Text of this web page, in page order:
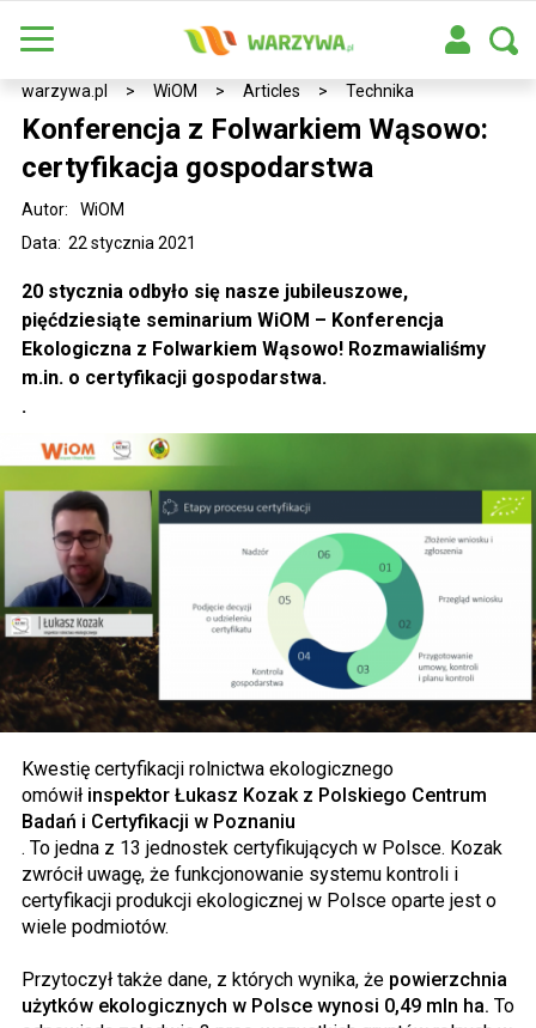
warzywa.pl > WiOM > Articles > Technika
Konferencja z Folwarkiem Wąsowo:
certyfikacja gospodarstwa
Data: 22 stycznia 2021
Autor: WiOM
20 stycznia odbyło się nasze jubileuszowe,
pięćdziesiąte seminarium WiOM – Konferencja
Ekologiczna z Folwarkiem Wąsowo! Rozmawialiśmy
m.in. o certyfikacji gospodarstwa.
.
Kwestię certyfikacji rolnictwa ekologicznego
omówił inspektor Łukasz Kozak z Polskiego Centrum
Badań i Certyfikacji w Poznaniu
. To jedna z 13 jednostek certyfikujących w Polsce. Kozak
zwrócił uwagę, że funkcjonowanie systemu kontroli i
certyfikacji produkcji ekologicznej w Polsce oparte jest o
wiele podmiotów.
Przytoczył także dane, z których wynika, że powierzchnia
użytków ekologicznych w Polsce wynosi 0,49 mln ha. To